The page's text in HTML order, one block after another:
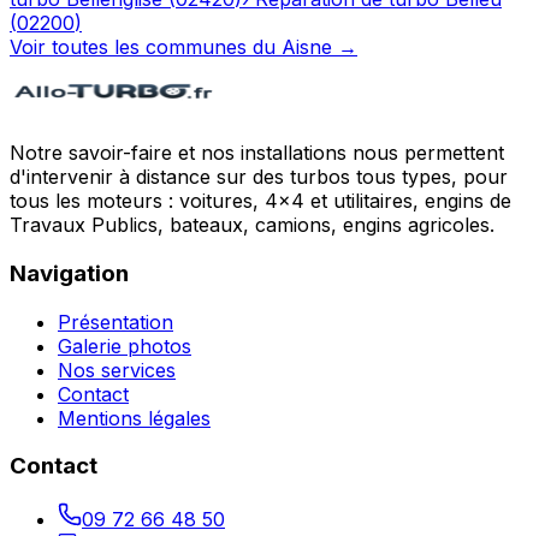
(02200)
Voir toutes les communes du Aisne →
Notre savoir-faire et nos installations nous permettent
d'intervenir à distance sur des turbos tous types, pour
tous les moteurs : voitures, 4x4 et utilitaires, engins de
Travaux Publics, bateaux, camions, engins agricoles.
Navigation
Présentation
Galerie photos
Nos services
Contact
Mentions légales
Contact
09 72 66 48 50